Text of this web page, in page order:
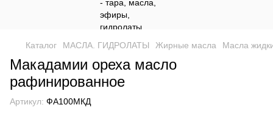
Каталог МАСЛА. ГИДРОЛАТЫ Жирные масла Масла
Макадамии ореха масло
рафинированное
Артикул: ФА100МКД